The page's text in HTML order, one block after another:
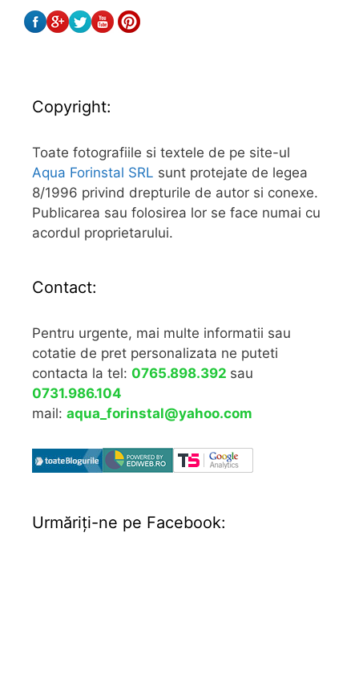
Copyright:
Toate fotografiile si textele de pe site-ul
Aqua Forinstal SRL sunt protejate de legea
8/1996 privind drepturile de autor si conexe.
Publicarea sau folosirea lor se face numai cu
acordul proprietarului.
Contact:
Pentru urgente, mai multe informatii sau
cotatie de pret personalizata ne puteti
contacta la tel: 0765.898.392 sau
0731.986.104
mail: aqua_forinstal@yahoo.com
Urmăriţi-ne pe Facebook: